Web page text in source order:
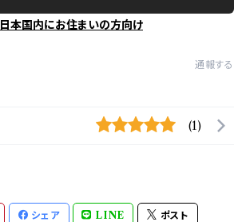
日本国内にお住まいの方向け
通報する
(1)
シェア LINE ポスト